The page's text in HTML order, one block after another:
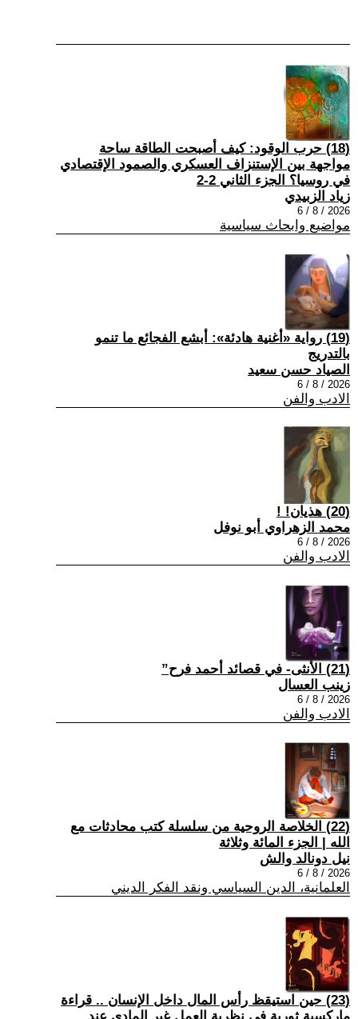
(18) حرب الوقود: كيف أصبحت الطاقة ساحة
مواجهة بين الإستنزاف العسكري والصمود الإقتصادي
في روسيا؟ الجزء الثاني 2-2
زياد الزبيدي
2026 / 8 / 6
مواضيع وابحاث سياسية
(19) رواية «أغنية هادئة»: أبشع الفجائع ما تنمو
بالتدريج
الصياد حسن سعيد
2026 / 8 / 6
الادب والفن
(20) هذيان! !
محمد الزهراوي أبو نوفل
2026 / 8 / 6
الادب والفن
(21) الأنثى- في قصائد أحمد فرح”
زينب العسال
2026 / 8 / 6
الادب والفن
(22) الخلاصة الروحية من سلسلة كتب محادثات مع
الله | الجزء المائة وثلاثة
نيل دونالد والش
2026 / 8 / 6
العلمانية، الدين السياسي ونقد الفكر الديني
(23) حين استيقظ رأس المال داخل الإنسان .. قراءة